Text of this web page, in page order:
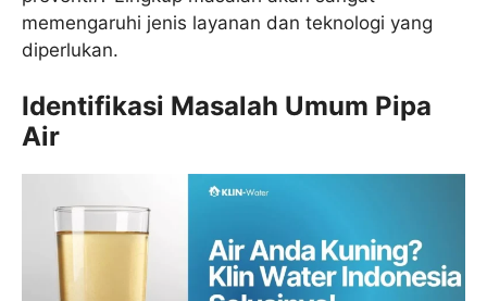
memengaruhi jenis layanan dan teknologi yang
diperlukan.
Identifikasi Masalah Umum Pipa
Air